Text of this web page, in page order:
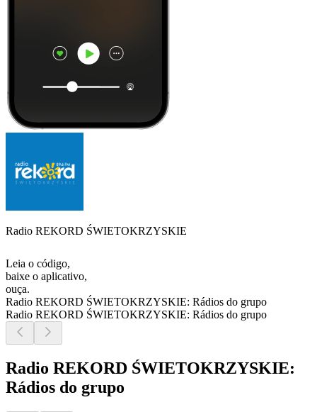
Radio REKORD ŚWIETOKRZYSKIE
Leia o código,
baixe o aplicativo,
ouça.
Radio REKORD ŚWIETOKRZYSKIE: Rádios do grupo
Radio REKORD ŚWIETOKRZYSKIE: Rádios do grupo
Radio REKORD ŚWIETOKRZYSKIE:
Rádios do grupo